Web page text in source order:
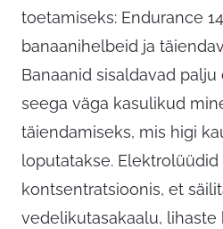
toetamiseks: Endurance
banaanihelbeid ja
Banaanid sisaldavad
seega väga kasulikud
täiendamiseks, mis higi
loputatakse.
kontsentratsioonis, et
vedelikutasakaalu,